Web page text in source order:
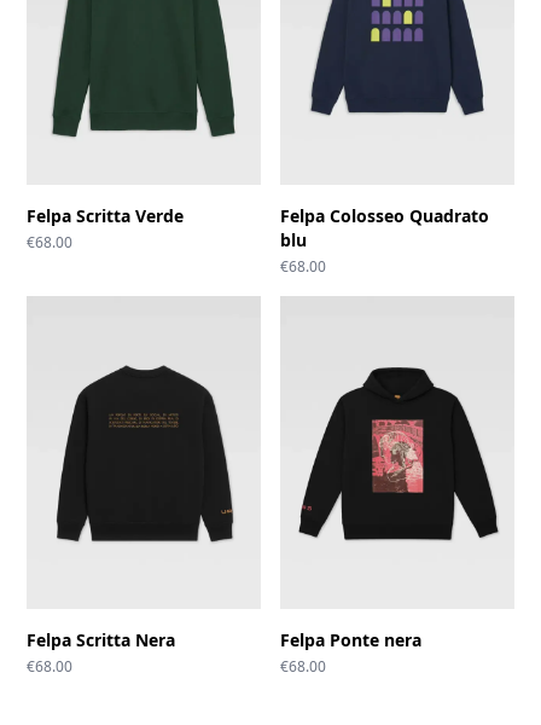
Felpa Scritta Verde
€68.00
Felpa Colosseo Quadrato
blu
€68.00
Felpa Scritta Nera
€68.00
Felpa Ponte nera
€68.00